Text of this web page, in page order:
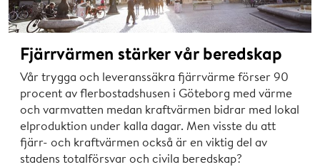
Fjärrvärmen stärker vår beredskap
Vår trygga och leveranssäkra fjärrvärme förser 90
procent av flerbostadshusen i Göteborg med värme
och varmvatten medan kraftvärmen bidrar med lokal
elproduktion under kalla dagar. Men visste du att
fjärr- och kraftvärmen också är en viktig del av
stadens totalförsvar och civila beredskap?